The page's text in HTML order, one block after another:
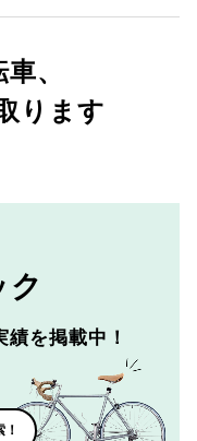
、
ります
ク
を掲載中！